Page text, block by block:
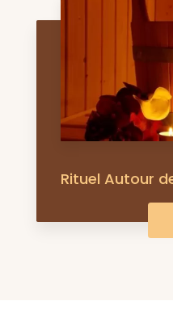
Rituel Autour